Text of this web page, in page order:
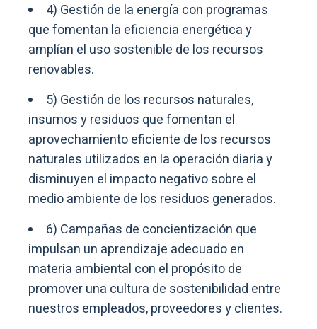
4) Gestión de la energía con programas
que fomentan la eficiencia energética y
amplían el uso sostenible de los recursos
renovables.
5) Gestión de los recursos naturales,
insumos y residuos que fomentan el
aprovechamiento eficiente de los recursos
naturales utilizados en la operación diaria y
disminuyen el impacto negativo sobre el
medio ambiente de los residuos generados.
6) Campañas de concientización que
impulsan un aprendizaje adecuado en
materia ambiental con el propósito de
promover una cultura de sostenibilidad entre
nuestros empleados, proveedores y clientes.